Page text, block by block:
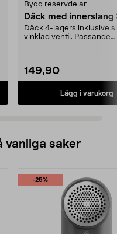
Bygg reservdelar
Däck med
Däck 4-lagers inklusive
vinklad ventil. Passande
149,90
Lägg i varukorg
vanliga saker
-25%